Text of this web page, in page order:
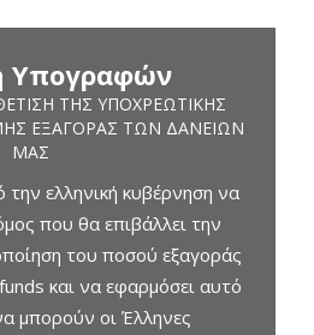
Υπογραφών
ΤΗΣ ΥΠΟΧΡΕΩΤΙΚΉΣ
ΕΞΑΓΟΡΆΣ ΤΩΝ ΔΑΝΕΊΩΝ
ΜΑΣ
την ελληνική κυβέρνηση να
που θα επιβάλλει την
του ποσού εξαγοράς
και να εφαρμόσει αυτό
μπορούν οι Έλληνες